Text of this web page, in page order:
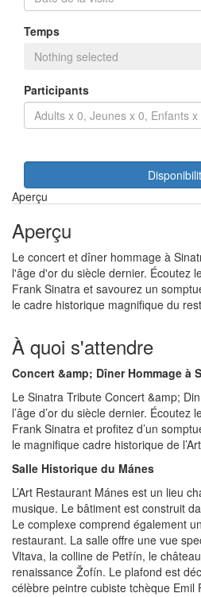
Temps
Nothing selected
Participants
Aperçu
Aperçu
Le concert et dîner hommage à
l'âge d'or du siècle dernier. Écoutez
Frank Sinatra et savourez un
le cadre historique magnifique du
À quoi s'attendre
Concert &amp; Dîner Hommage à
Le Sinatra Tribute Concert &amp;
l’âge d’or du siècle dernier. Écoutez
Frank Sinatra et profitez d’un
le magnifique cadre historique de
Salle Historique du Mánes
L’Art Restaurant Mánes est un lieu
musique. Le bâtiment est construit
Le complexe comprend également
restaurant. La salle offre une vue
Vltava, la colline de Petřín, le
renaissance Žofín. Le plafond est
célèbre peintre cubiste tchèque Emil